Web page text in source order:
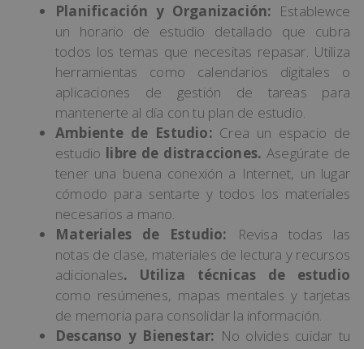
Planificación y Organización: Establewce
un horario de estudio detallado que cubra
todos los temas que necesitas repasar. Utiliza
herramientas como calendarios digitales o
aplicaciones de gestión de tareas para
mantenerte al día con tu plan de estudio.
Ambiente de Estudio: Crea un espacio de
estudio libre de distracciones. Asegúrate de
tener una buena conexión a Internet, un lugar
cómodo para sentarte y todos los materiales
necesarios a mano.
Materiales de Estudio: Revisa todas las
notas de clase, materiales de lectura y recursos
adicionales. Utiliza técnicas de estudio
como resúmenes, mapas mentales y tarjetas
de memoria para consolidar la información.
Descanso y Bienestar: No olvides cuidar tu